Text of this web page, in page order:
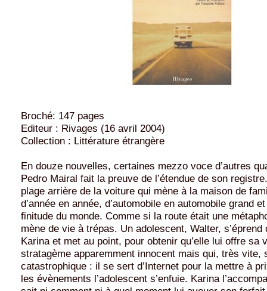
Broché: 147 pages
Editeur : Rivages (16 avril 2004)
Collection : Littérature étrangère
En douze nouvelles, certaines mezzo voce d’autres
Pedro Mairal fait la preuve de l’étendue de son
plage arrière de la voiture qui mène à la maison de
d’année en année, d’automobile en automobile grand
finitude du monde. Comme si la route était une
mène de vie à trépas. Un adolescent, Walter, s’éprend
Karina et met au point, pour obtenir qu’elle lui offre sa
stratagème apparemment innocent mais qui, très vite,
catastrophique : il se sert d’Internet pour la mettre à
les évènements l’adolescent s’enfuie. Karina